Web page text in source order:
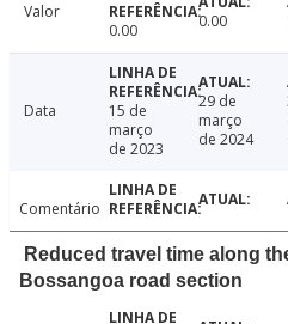
Valor
0.00
0.00
Data
15 de
março
de 2023
29 de
março
de 2024
Comentário
Reduced travel time along
Bossangoa road section